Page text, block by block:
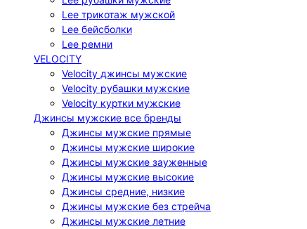
Lee трикотаж мужской
Lee бейсболки
Lee ремни
VELOCITY
Velocity джинсы мужские
Velocity рубашки мужские
Velocity куртки мужские
Джинсы мужские все бренды
Джинсы мужские прямые
Джинсы мужские широкие
Джинсы мужские зауженные
Джинсы мужские высокие
Джинсы средние, низкие
Джинсы мужские без стрейча
Джинсы мужские летние